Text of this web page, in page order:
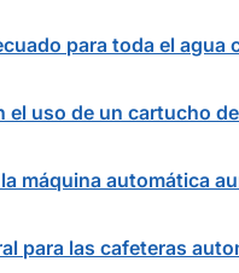
para toda el agua
el uso de un cartucho
máquina automática
para las cafeteras